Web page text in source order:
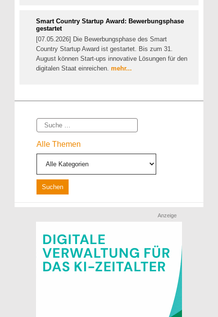
Smart Country Startup Award: Bewerbungsphase
gestartet
[07.05.2026] Die Bewerbungsphase des Smart
Country Startup Award ist gestartet. Bis zum 31.
August können Start-ups innovative Lösungen für den
digitalen Staat einreichen. mehr...
Suche
Alle Themen
Anzeige